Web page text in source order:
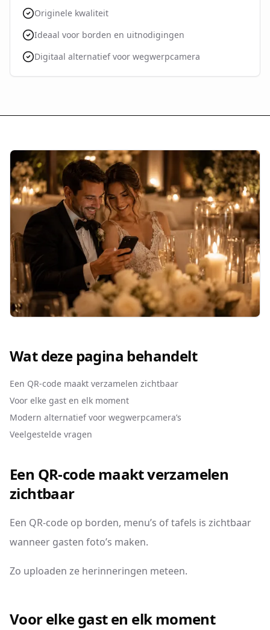
Originele kwaliteit
Ideaal voor borden en uitnodigingen
Digitaal alternatief voor wegwerpcamera
Wat deze pagina behandelt
Een QR-code maakt verzamelen zichtbaar
Voor elke gast en elk moment
Modern alternatief voor wegwerpcamera’s
Veelgestelde vragen
Een QR-code maakt verzamelen
zichtbaar
Een QR-code op borden, menu’s of tafels is zichtbaar
wanneer gasten foto’s maken.
Zo uploaden ze herinneringen meteen.
Voor elke gast en elk moment